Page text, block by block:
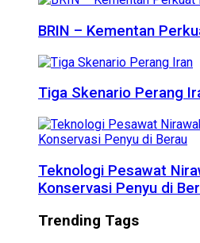
BRIN – Kementan
Tiga Skenario Perang
Teknologi Pesawat
Konservasi Penyu di
Trending Tags